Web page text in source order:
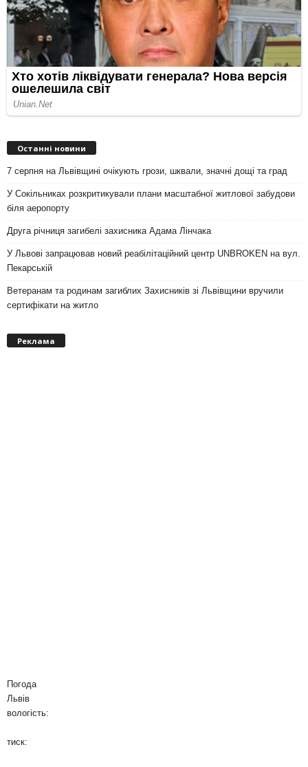
Останні новини
7 серпня на Львівщині очікують грози, шквали, значні дощі та град
У Сокільниках розкритикували плани масштабної житлової забудови
біля аеропорту
Друга річниця загибелі захисника Адама Лінчака
У Львові запрацював новий реабілітаційний центр UNBROKEN на вул.
Пекарській
Ветеранам та родинам загиблих Захисників зі Львівщини вручили
сертифікати на житло
Реклама
Погода
Львів
вологість:
тиск: